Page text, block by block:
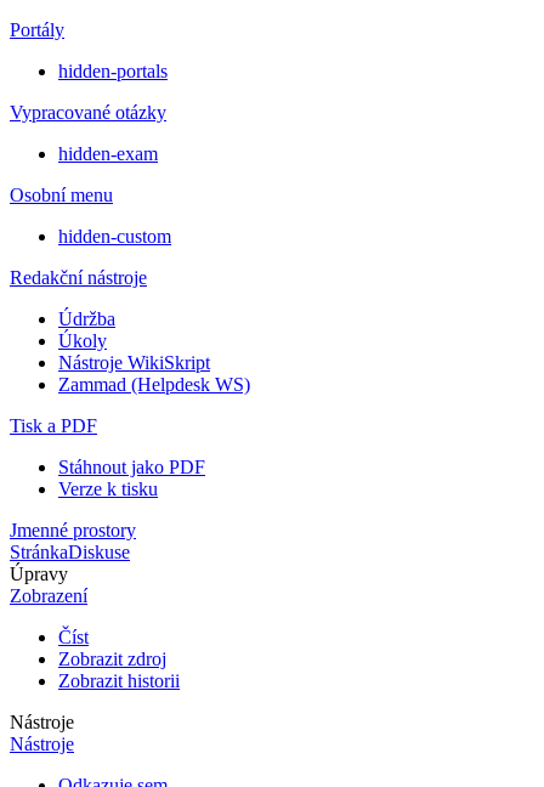
Portály
hidden-portals
Vypracované otázky
hidden-exam
Osobní menu
hidden-custom
Redakční nástroje
Údržba
Úkoly
Nástroje WikiSkript
Zammad (Helpdesk WS)
Tisk a PDF
Stáhnout jako PDF
Verze k tisku
Jmenné prostory
StránkaDiskuse
Úpravy
Zobrazení
Číst
Zobrazit zdroj
Zobrazit historii
Nástroje
Nástroje